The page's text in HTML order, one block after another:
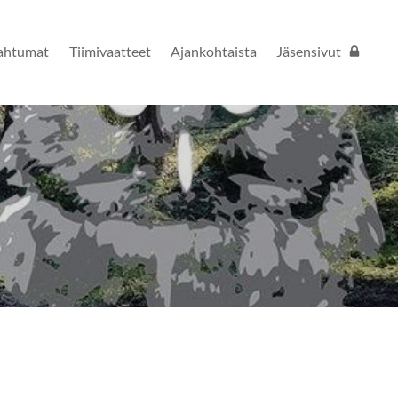
Tiimivaatteet Ajankohtaista Jäsensivut